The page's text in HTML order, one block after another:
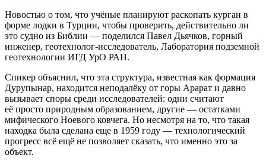
Новостью о том, что учёные планируют раскопать курган в
форме лодки в Турции, чтобы проверить, действительно ли
это судно из Библии — поделился Павел Дьячков, горный
инженер, геотехнолог-исследователь, Лаборатория подземной
геотехнологии ИГД УрО РАН.
Спикер объяснил, что эта структура, известная как формация
Дурупынар, находится неподалёку от горы Арарат и давно
вызывает споры среди исследователей: одни считают
её просто природным образованием, другие — остатками
мифического Ноевого ковчега. Но несмотря на то, что такая
находка была сделана еще в 1959 году — технологический
прогресс всё ещё не позволяет сказать, что именно это за
объект.